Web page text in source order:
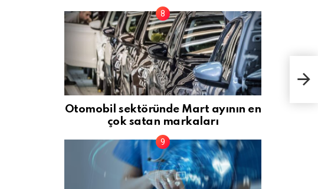
Otomobil sektöründe Mart ayının en
çok satan markaları